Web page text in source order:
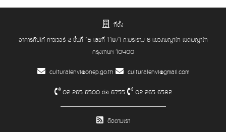
ที่ตั้ง
อาคารทิปโก้ ทาวเวอร์ 2 ชั้นที่ 15 เลขที่ 118/1 ถ.พระราม 6 แขวงพญาไท เขตพญาไท
กรุงเทพฯ 10400
culturalenvi@onep.go.th culturalenvi@gmail.com
02 265 6500 ต่อ 6755 02 265 6582
ติดตามเรา